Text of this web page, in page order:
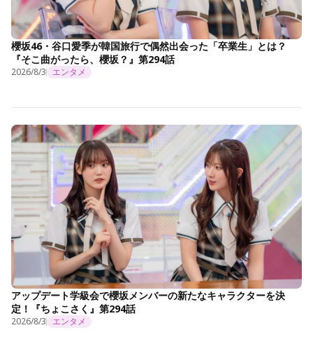
櫻坂46・谷口愛季が韓国旅行で偶然出会った「卒業生」とは？
『そこ曲がったら、櫻坂？』第294話
2026/8/3 エンタメ
アップデート学級会で櫻坂メンバーの新たなキャラクターを決
定！『ちょこさく』第294話
2026/8/3 エンタメ